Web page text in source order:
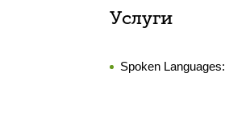
Услуги
Spoken Languages: